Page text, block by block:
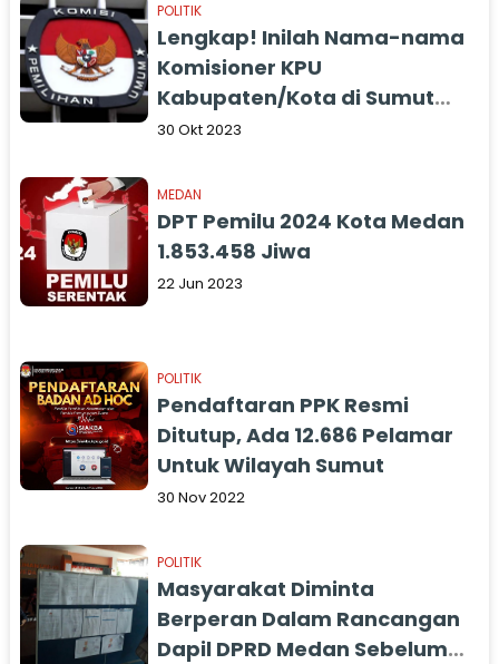
POLITIK
Lengkap! Inilah Nama-nama
Komisioner KPU
Kabupaten/Kota di Sumut
Periode 2023-2028
30 Okt 2023
MEDAN
DPT Pemilu 2024 Kota Medan
1.853.458 Jiwa
22 Jun 2023
POLITIK
Pendaftaran PPK Resmi
Ditutup, Ada 12.686 Pelamar
Untuk Wilayah Sumut
30 Nov 2022
POLITIK
Masyarakat Diminta
Berperan Dalam Rancangan
Dapil DPRD Medan Sebelum